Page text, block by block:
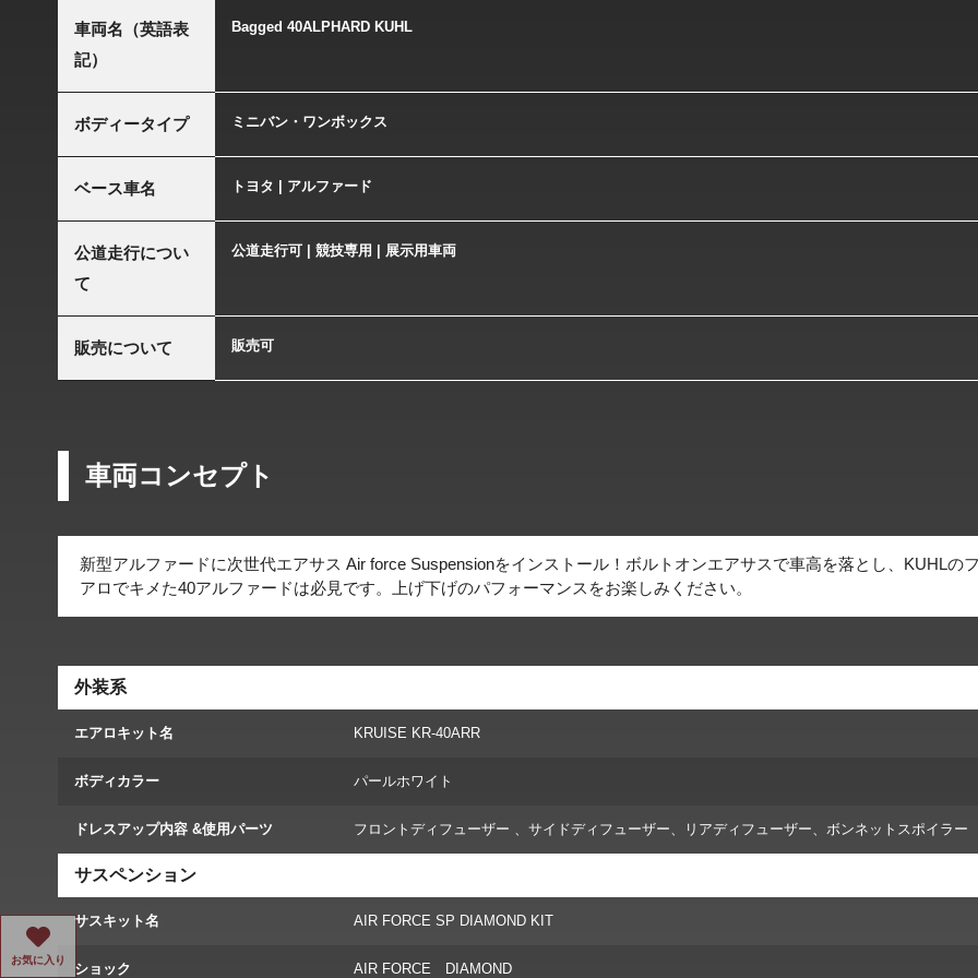
車両名（英語表
記）
Bagged 40ALPHARD KUHL
ボディータイプ ミニバン・ワンボックス
ベース車名 トヨタ | アルファード
公道走行につい
て
公道走行可 | 競技専用 | 展示用車両
販売について 販売可
車両コンセプト
新型アルファードに次世代エアサス Air force Suspensionをインストール！ボルトオンエアサスで車高を落とし、KUHLの
アロでキメた40アルファードは必見です。上げ下げのパフォーマンスをお楽しみください。
外装系
エアロキット名 KRUISE KR-40ARR
ボディカラー パールホワイト
ドレスアップ内容 &使用パーツ フロントディフューザー 、サイドディフューザー、リアディフューザー、ボンネットスポイラー
サスペンション
サスキット名 AIR FORCE SP DIAMOND KIT
ショック AIR FORCE DIAMOND
お気に入り